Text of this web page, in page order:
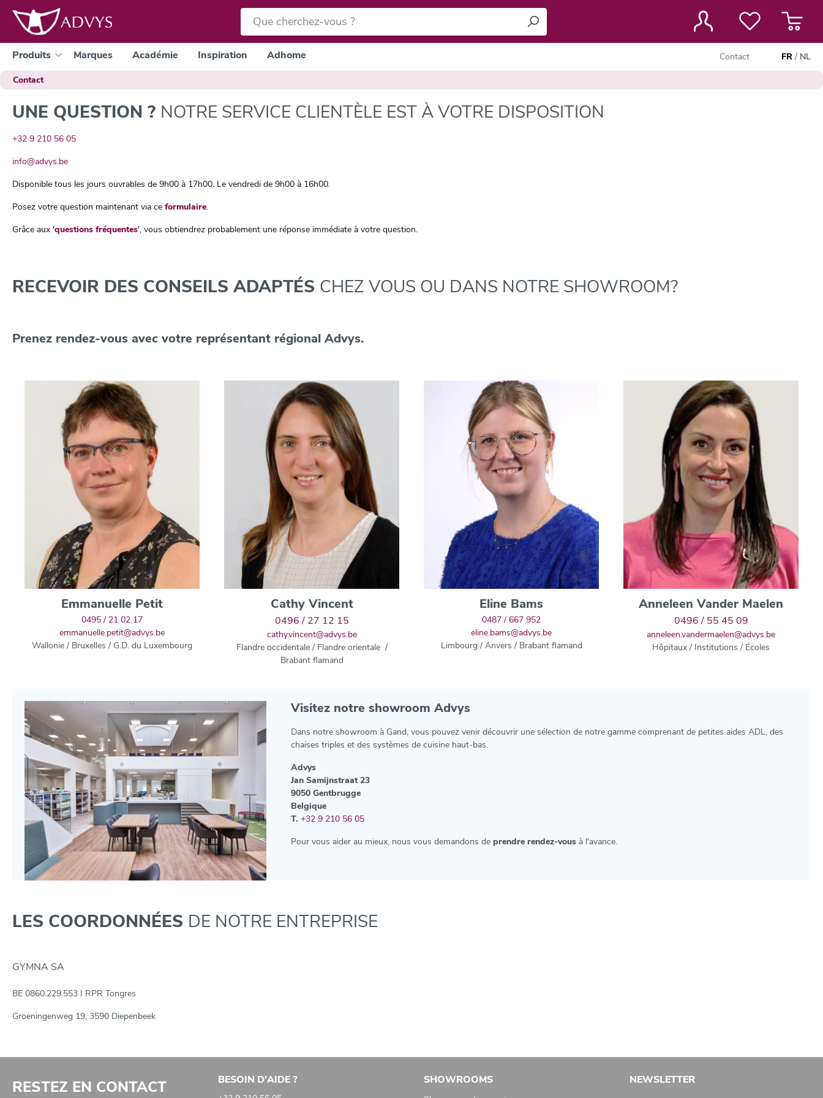
recherche Passer à la navigation principale
Produits Marques Académie Inspiration Adhome Contact FR / NL
Contact
UNE QUESTION ? NOTRE SERVICE CLIENTÈLE EST À VOTRE DISPOSITION
+32 9 210 56 05
info@advys.be
Disponible tous les jours ouvrables de 9h00 à 17h00. Le vendredi de 9h00 à 16h00.
Posez votre question maintenant via ce formulaire.
Grâce aux 'questions fréquentes', vous obtiendrez probablement une réponse immédiate à votre question.
RECEVOIR DES CONSEILS ADAPTÉS CHEZ VOUS OU DANS NOTRE SHOWROOM?
Prenez rendez-vous avec votre représentant régional Advys.
Emmanuelle Petit
0495 / 21 02 17
emmanuelle.petit@advys.be
Wallonie / Bruxelles / G.D. du Luxembourg
Cathy Vincent
0496 / 27 12 15
cathy.vincent@advys.be
Flandre occidentale / Flandre orientale /
Brabant flamand
Eline Bams
0487 / 667 952
eline.bams@advys.be
Limbourg / Anvers / Brabant flamand
Anneleen Vander Maelen
0496 / 55 45 09
anneleen.vandermaelen@advys.be
Hôpitaux / Institutions / Écoles
Visitez notre showroom Advys
Dans notre showroom à Gand, vous pouvez venir découvrir une sélection de notre gamme comprenant de petites aides ADL, des
chaises triples et des systèmes de cuisine haut-bas.
Advys
Jan Samijnstraat 23
9050 Gentbrugge
Belgique
T. +32 9 210 56 05
Pour vous aider au mieux, nous vous demandons de prendre rendez-vous à l'avance.
LES COORDONNÉES DE NOTRE ENTREPRISE
GYMNA SA
BE 0860.229.553 I RPR Tongres
Groeningenweg 19, 3590 Diepenbeek
RESTEZ EN CONTACT
BESOIN D'AIDE ? SHOWROOMS NEWSLETTER